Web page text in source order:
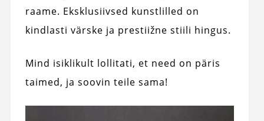
raame. Eksklusiivsed kunstlilled on
kindlasti värske ja prestiižne stiili hingus.
Mind isiklikult lollitati, et need on päris
taimed, ja soovin teile sama!